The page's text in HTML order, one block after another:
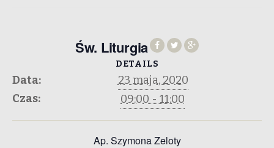
Św. Liturgia
DETAILS
Data:
23 maja, 2020
Czas:
09:00 - 11:00
Ap. Szymona Zeloty